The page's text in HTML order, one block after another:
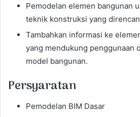
Pemodelan elemen bangunan
teknik konstruksi yang
Tambahkan informasi ke
yang mendukung penggunaan
model bangunan.
Persyaratan
Pemodelan BIM Dasar